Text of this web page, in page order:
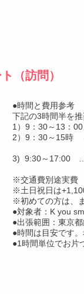
（訪問）
●時間と費用参考
下記の3時間半を推
1）9：30～13：
2）9：30～15時
※途中お
3) 9:30～17:00
※途中
※交通費別途実費
※土日祝日は
​※初めての方は、
●対象者：K you
●出張範囲：東京
​●時間は目安です
●1時間単位でお片